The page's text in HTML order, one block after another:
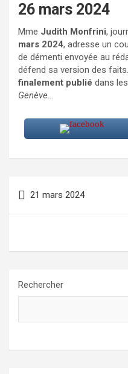
26 mars 2024
Mme Judith Monfrini,
mars 2024, adresse un
de démenti envoyée au
défend sa version des faits.
finalement publié dans
Genève…
de
21 mars 2024
Rechercher